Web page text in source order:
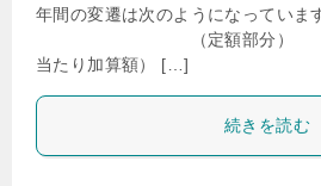
年間の変遷は次のようになっていま
（定額部分） （法
当たり加算額） […]
続きを読む